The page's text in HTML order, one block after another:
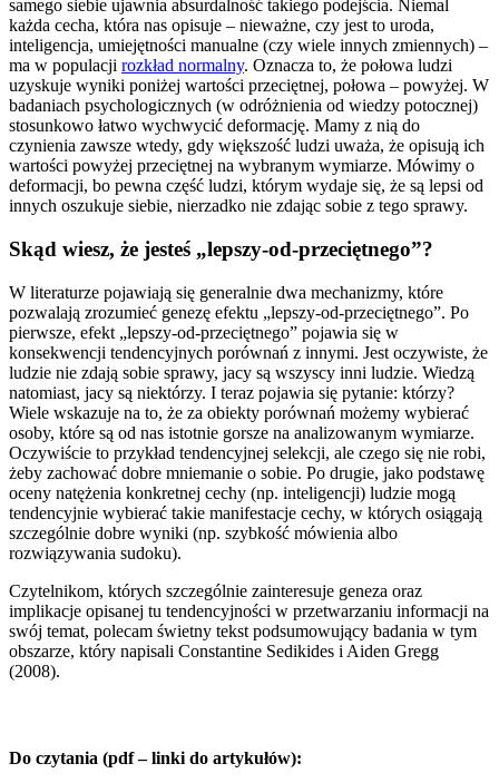
samego siebie ujawnia absurdalność takiego podejścia. Niemal
każda cecha, która nas opisuje – nieważne, czy jest to uroda,
inteligencja, umiejętności manualne (czy wiele innych zmiennych) –
ma w populacji rozkład normalny. Oznacza to, że połowa ludzi
uzyskuje wyniki poniżej wartości przeciętnej, połowa – powyżej. W
badaniach psychologicznych (w odróżnienia od wiedzy potocznej)
stosunkowo łatwo wychwycić deformację. Mamy z nią do
czynienia zawsze wtedy, gdy większość ludzi uważa, że opisują ich
wartości powyżej przeciętnej na wybranym wymiarze. Mówimy o
deformacji, bo pewna część ludzi, którym wydaje się, że są lepsi od
innych oszukuje siebie, nierzadko nie zdając sobie z tego sprawy.
Skąd wiesz, że jesteś „lepszy-od-przeciętnego”?
W literaturze pojawiają się generalnie dwa mechanizmy, które
pozwalają zrozumieć genezę efektu „lepszy-od-przeciętnego”. Po
pierwsze, efekt „lepszy-od-przeciętnego” pojawia się w
konsekwencji tendencyjnych porównań z innymi. Jest oczywiste, że
ludzie nie zdają sobie sprawy, jacy są wszyscy inni ludzie. Wiedzą
natomiast, jacy są niektórzy. I teraz pojawia się pytanie: którzy?
Wiele wskazuje na to, że za obiekty porównań możemy wybierać
osoby, które są od nas istotnie gorsze na analizowanym wymiarze.
Oczywiście to przykład tendencyjnej selekcji, ale czego się nie robi,
żeby zachować dobre mniemanie o sobie. Po drugie, jako podstawę
oceny natężenia konkretnej cechy (np. inteligencji) ludzie mogą
tendencyjnie wybierać takie manifestacje cechy, w których osiągają
szczególnie dobre wyniki (np. szybkość mówienia albo
rozwiązywania sudoku).
Czytelnikom, których szczególnie zainteresuje geneza oraz
implikacje opisanej tu tendencyjności w przetwarzaniu informacji na
swój temat, polecam świetny tekst podsumowujący badania w tym
obszarze, który napisali Constantine Sedikides i Aiden Gregg
(2008).
Do czytania (pdf – linki do artykułów):